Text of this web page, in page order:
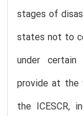
stages of
states not to
under certain
provide at the
the ICESCR,